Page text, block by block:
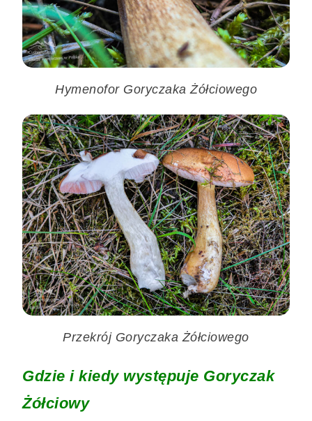
Hymenofor Goryczaka Żółciowego
Przekrój Goryczaka Żółciowego
Gdzie i kiedy występuje Goryczak
Żółciowy